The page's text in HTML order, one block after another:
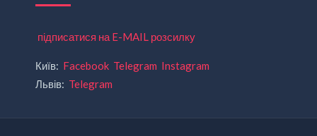
підписатися на E-MAIL розсилку
Київ: Facebook Telegram Instagram
Львів: Telegram